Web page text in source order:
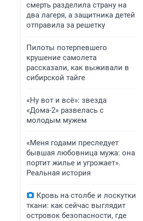
смерть разделила страну на
два лагеря, а защитника детей
отправила за решетку
Пилоты потерпевшего
крушение самолета
рассказали, как выживали в
сибирской тайге
«Ну вот и всё»: звезда
«Дома-2» развелась с
молодым мужем
«Меня годами преследует
бывшая любовница мужа: она
портит жилье и угрожает».
Реальная история
Кровь на столбе и лоскутки
ткани: как сейчас выглядит
островок безопасности, где